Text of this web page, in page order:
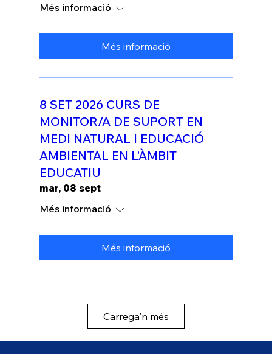
Més informació
Més informació
8 SET 2026 CURS DE
MONITOR/A DE SUPORT EN
MEDI NATURAL I EDUCACIÓ
AMBIENTAL EN L’ÀMBIT
EDUCATIU
mar, 08 sept
Més informació
Més informació
Carrega'n més